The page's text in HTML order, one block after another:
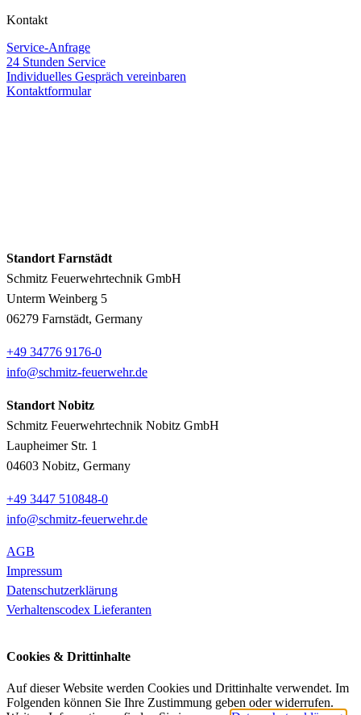
Kontakt
Service-Anfrage
24 Stunden Service
Individuelles Gespräch vereinbaren
Kontaktformular
Standort Farnstädt
Schmitz Feuerwehrtechnik GmbH
Unterm Weinberg 5
06279 Farnstädt, Germany
+49 34776 9176-0
info@schmitz-feuerwehr.de
Standort Nobitz
Schmitz Feuerwehrtechnik Nobitz GmbH
Laupheimer Str. 1
04603 Nobitz, Germany
+49 3447 510848-0
info@schmitz-feuerwehr.de
AGB
Impressum
Datenschutzerklärung
Verhaltenscodex Lieferanten
Cookies & Drittinhalte
Auf dieser Website werden Cookies und Drittinhalte verwendet. Im
Folgenden können Sie Ihre Zustimmung geben oder widerrufen.